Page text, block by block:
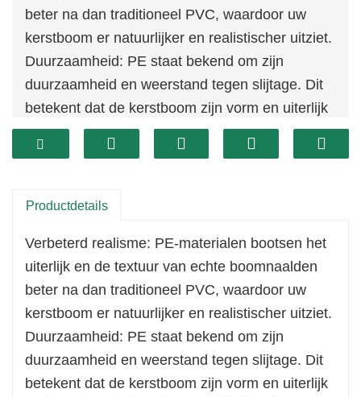
beter na dan traditioneel PVC, waardoor uw
kerstboom er natuurlijker en realistischer uitziet.
Duurzaamheid: PE staat bekend om zijn
duurzaamheid en weerstand tegen slijtage. Dit
betekent dat de kerstboom zijn vorm en uiterlijk
gedurende vele feestdagen zal behouden, zelfs
bij regelmatig gebruik.
verloop van tijd minder snel vervagen in
levendige groene kleur van de kerstboom helder
en levensecht blijft.
Onderhoudsgemak: In tegenstelling tot echte
bomen die naalden afwerpen, zijn PE-
kerstbomen vrijwel onderhoudsvrij. Ze hebben
geen water nodig en de naalden vallen er niet
af, waardoor opruimen een fluitje van een cent
Productdetails
Verbeterd realisme: PE-materialen bootsen het
uiterlijk en de textuur van echte boomnaalden
beter na dan traditioneel PVC, waardoor uw
kerstboom er natuurlijker en realistischer uitziet.
Duurzaamheid: PE staat bekend om zijn
duurzaamheid en weerstand tegen slijtage. Dit
betekent dat de kerstboom zijn vorm en uiterlijk